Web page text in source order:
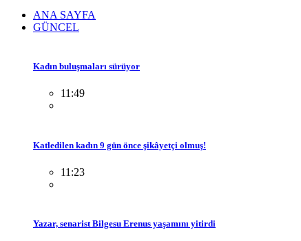
ANA SAYFA
GÜNCEL
Kadın buluşmaları sürüyor
11:49
Katledilen kadın 9 gün önce şikâyetçi olmuş!
11:23
Yazar, senarist Bilgesu Erenus yaşamını yitirdi